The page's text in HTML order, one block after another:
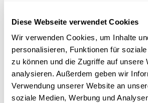
Diese Webseite verwendet Cookies
Wir verwenden Cookies, um Inhalte
personalisieren, Funktionen für
zu können und die Zugriffe auf unsere
analysieren. Außerdem geben wir
Verwendung unserer Website an
soziale Medien, Werbung und